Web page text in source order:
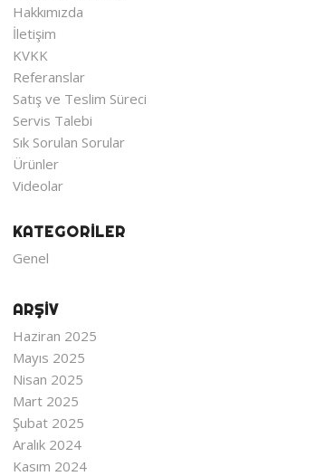
Hakkımızda
İletişim
KVKK
Referanslar
Satış ve Teslim Süreci
Servis Talebi
Sık Sorulan Sorular
Ürünler
Videolar
KATEGORILER
Genel
ARŞIV
Haziran 2025
Mayıs 2025
Nisan 2025
Mart 2025
Şubat 2025
Aralık 2024
Kasım 2024